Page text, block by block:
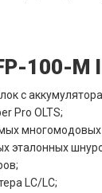
100-M
с
Pro OLTS;
эталонных
LC/LC;